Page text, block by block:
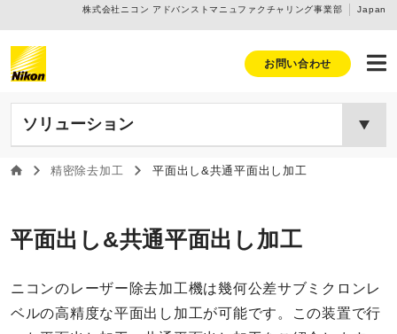
お問い合わせ
株式会社ニコン アドバンストマニュファクチャリング事業部 Japan
ソリューション
付加加工
精密除去加工 平面出し&共通平面出し加工
平面出し&共通平面出し加工
ニコンのレーザー除去加工機は幾何公差サブミクロンレ
ベルの高精度な平面出し加工が可能です。この装置で行